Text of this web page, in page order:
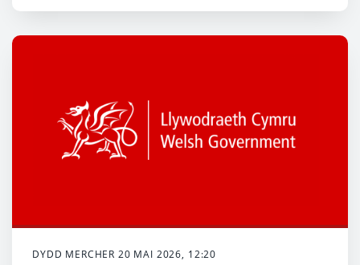
DYDD MERCHER 20 MAI 2026, 12:20